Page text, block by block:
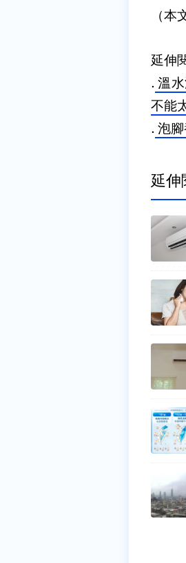
（
延伸
. 溫
不能
. 泡
延伸